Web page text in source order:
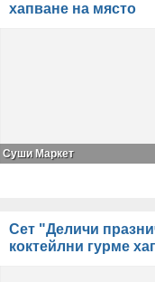
хапване на място
Суши Маркет
Сет "Деличи
коктейлни гурме